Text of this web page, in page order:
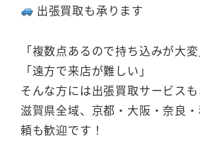
出張買取も承ります
「複数点あるので持ち込みが大変
「遠方で来店が難しい」
そんな方には出張買取サービス
滋賀県全域、京都・大阪・奈良
頼も歓迎です！